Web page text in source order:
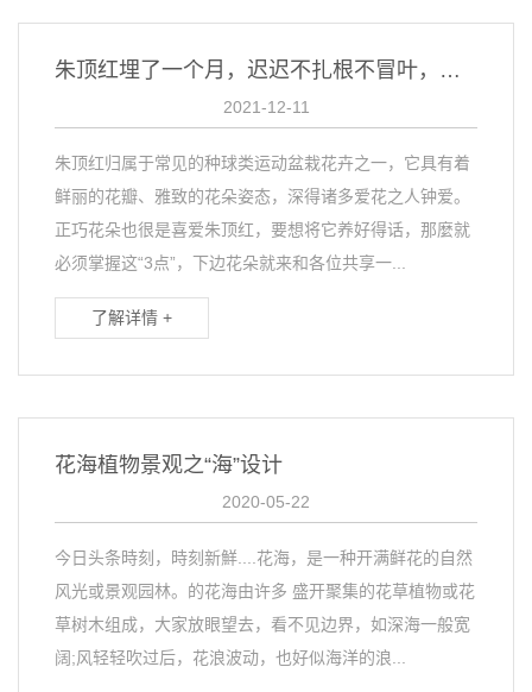
朱顶红埋了一个月，迟迟不扎根不冒叶，立马这样做，能催花
2021-12-11
朱顶红归属于常见的种球类运动盆栽花卉之一，它具有着
鲜丽的花瓣、雅致的花朵姿态，深得诸多爱花之人钟爱。
正巧花朵也很是喜爱朱顶红，要想将它养好得话，那麼就
必须掌握这“3点”，下边花朵就来和各位共享一...
了解详情 +
花海植物景观之“海”设计
2020-05-22
今日头条時刻，時刻新鮮....花海，是一种开满鲜花的自然
风光或景观园林。的花海由许多 盛开聚集的花草植物或花
草树木组成，大家放眼望去，看不见边界，如深海一般宽
阔;风轻轻吹过后，花浪波动，也好似海洋的浪...